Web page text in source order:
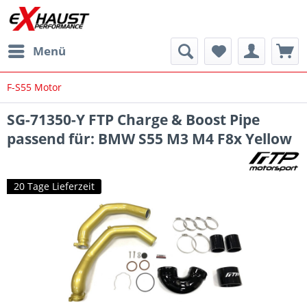
Menü
F-S55 Motor
SG-71350-Y FTP Charge & Boost Pipe
passend für: BMW S55 M3 M4 F8x Yellow
20 Tage Lieferzeit